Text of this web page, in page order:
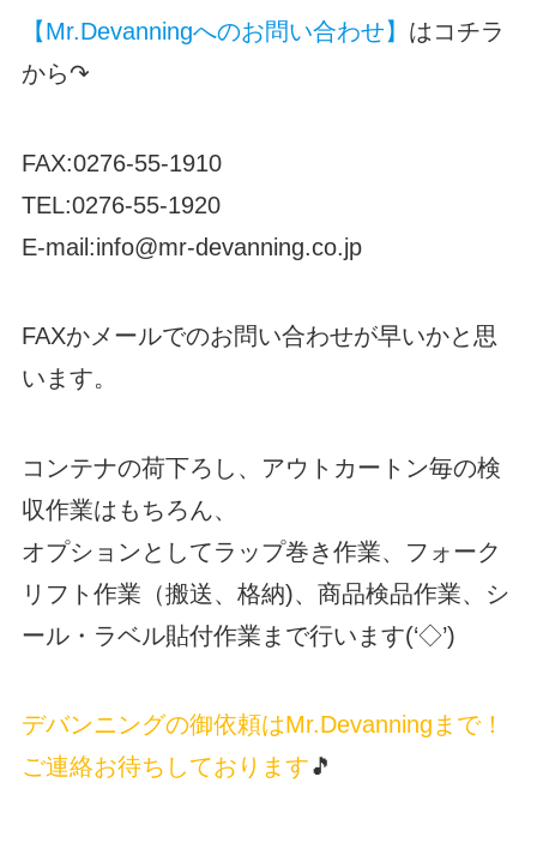
【Mr.Devanningへのお問い合わせ】 はコチラ
から↷
FAX:0276-55-1910
TEL:0276-55-1920
E-mail:info@mr-devanning.co.jp
FAXかメールでのお問い合わせが早いかと思
います。
コンテナの荷下ろし、アウトカートン毎の検
収作業はもちろん、
オプションとしてラップ巻き作業、フォーク
リフト作業（搬送、格納)、商品検品作業、シ
ール・ラベル貼付作業まで行います(‘◇’)ゞ
デバンニングの御依頼はMr.Devanningまで！
ご連絡お待ちしております🎵